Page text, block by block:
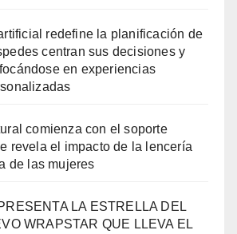
redefine la planificación de
centran sus decisiones y
en experiencias
comienza con el soporte
revela el impacto de la lencería
de las mujeres
LA ESTRELLA DEL
WRAPSTAR QUE LLEVA EL